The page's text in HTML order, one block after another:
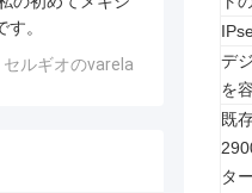
。
ルギオのvarela
デ
を
既
タ